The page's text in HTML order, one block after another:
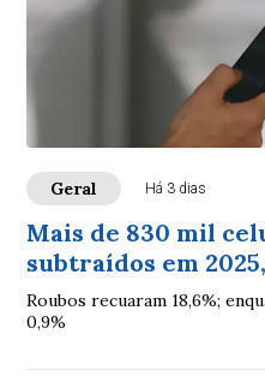
Geral Há 3 dias
Mais de 830 mil
subtraídos em
Roubos recuaram 18,6%;
0,9%